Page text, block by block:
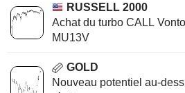
RUSSELL 2000
Achat du turbo CALL
MU13V
GOLD
Nouveau potentiel au-